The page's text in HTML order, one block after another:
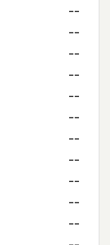
--
--
--
--
--
--
--
--
--
--
--